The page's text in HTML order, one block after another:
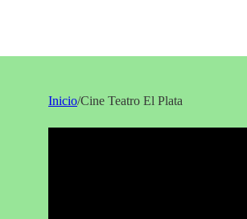
Inicio/Cine Teatro El Plata